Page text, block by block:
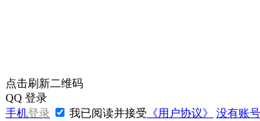
点击刷新二维码
QQ 登录
手机登录 我已阅读并接受 《用户协议》 没有账号